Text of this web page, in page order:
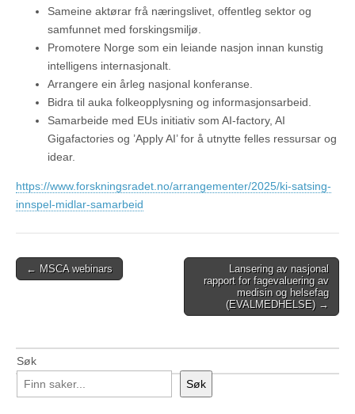
Sameine aktørar frå næringslivet, offentleg sektor og
samfunnet med forskingsmiljø.
Promotere Norge som ein leiande nasjon innan kunstig
intelligens internasjonalt.
Arrangere ein årleg nasjonal konferanse.
Bidra til auka folkeopplysning og informasjonsarbeid.
Samarbeide med EUs initiativ som AI-factory, AI
Gigafactories og ’Apply AI’ for å utnytte felles ressursar og
idear.
https://www.forskningsradet.no/arrangementer/2025/ki-satsing-
innspel-midlar-samarbeid
Post
← MSCA webinars
Lansering av nasjonal
rapport for fagevaluering av
medisin og helsefag
(EVALMEDHELSE) →
Søk
Søk